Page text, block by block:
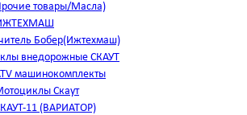
товары/Масла)
ИЖТЕХМАШ
Бобер(Ижтехмаш)
внедорожные СКАУТ
машинокомплекты
Скаут
11 (ВАРИАТОР)